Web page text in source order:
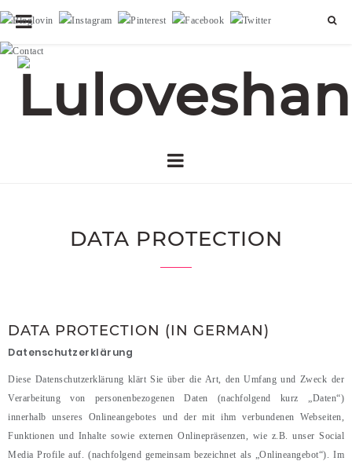
DATA PROTECTION
DATA PROTECTION (IN GERMAN)
Datenschutzerklärung
Diese Datenschutzerklärung klärt Sie über die Art, den Umfang und Zweck der
Verarbeitung von personenbezogenen Daten (nachfolgend kurz „Daten“)
innerhalb unseres Onlineangebotes und der mit ihm verbundenen Webseiten,
Funktionen und Inhalte sowie externen Onlinepräsenzen, wie z.B. unser Social
Media Profile auf. (nachfolgend gemeinsam bezeichnet als „Onlineangebot“). Im